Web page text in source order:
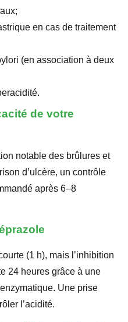
en cas de traitement
(en association à deux
de votre
notable des brûlures et
d’ulcère, un contrôle
après 6–8
(1 h), mais l’inhibition
24 heures grâce à une
Une prise
l’acidité.